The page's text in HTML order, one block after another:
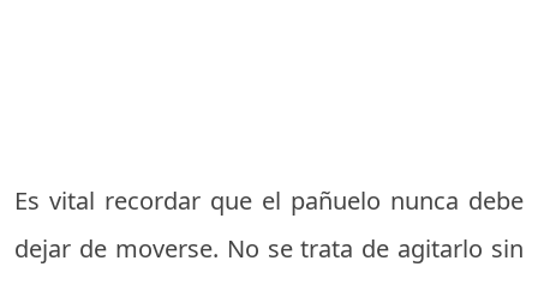
Es vital recordar que el pañuelo nunca debe
dejar de moverse. No se trata de agitarlo sin